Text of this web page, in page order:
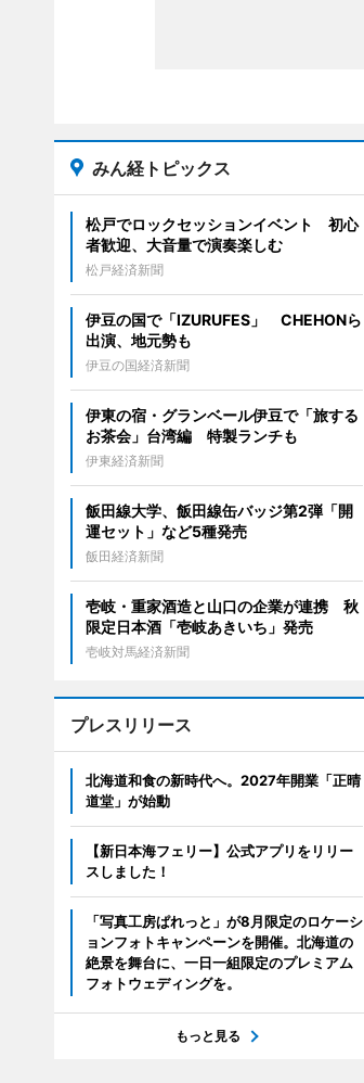
みん経トピックス
松戸でロックセッションイベント 初心
者歓迎、大音量で演奏楽しむ
松戸経済新聞
伊豆の国で「IZURUFES」 CHEHONら
出演、地元勢も
伊豆の国経済新聞
伊東の宿・グランベール伊豆で「旅する
お茶会」台湾編 特製ランチも
伊東経済新聞
飯田線大学、飯田線缶バッジ第2弾「開
運セット」など5種発売
飯田経済新聞
壱岐・重家酒造と山口の企業が連携 秋
限定日本酒「壱岐あきいち」発売
壱岐対馬経済新聞
プレスリリース
北海道和食の新時代へ。2027年開業「正晴
道堂」が始動
【新日本海フェリー】公式アプリをリリー
スしました！
「写真工房ぱれっと」が8月限定のロケーシ
ョンフォトキャンペーンを開催。北海道の
絶景を舞台に、一日一組限定のプレミアム
フォトウェディングを。
もっと見る